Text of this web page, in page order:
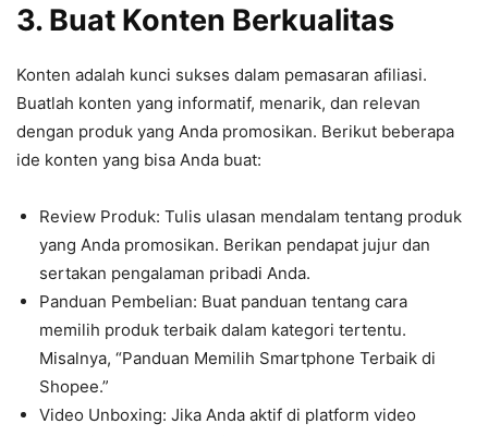
3. Buat Konten Berkualitas
Konten adalah kunci sukses dalam pemasaran afiliasi.
Buatlah konten yang informatif, menarik, dan relevan
dengan produk yang Anda promosikan. Berikut beberapa
ide konten yang bisa Anda buat:
Review Produk: Tulis ulasan mendalam tentang produk
yang Anda promosikan. Berikan pendapat jujur dan
sertakan pengalaman pribadi Anda.
Panduan Pembelian: Buat panduan tentang cara
memilih produk terbaik dalam kategori tertentu.
Misalnya, “Panduan Memilih Smartphone Terbaik di
Shopee.”
Video Unboxing: Jika Anda aktif di platform video